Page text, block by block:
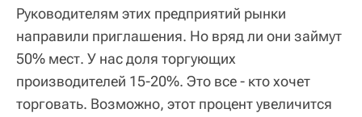
Руководителям этих предприятий рынки
направили приглашения. Но вряд ли они займут
50% мест. У нас доля торгующих
производителей 15-20%. Это все - кто хочет
торговать. Возможно, этот процент увеличится